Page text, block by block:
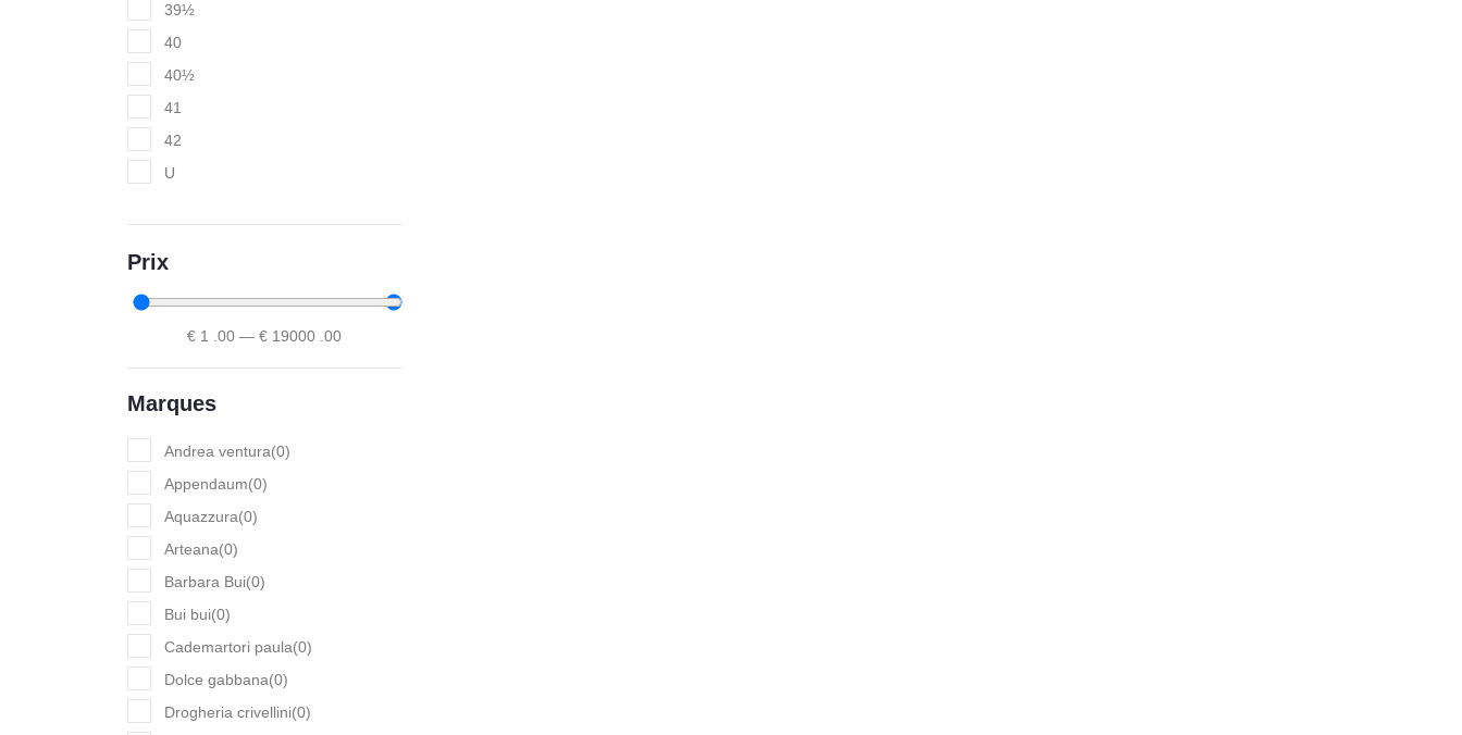
39½
40
40½
41
42
U
Prix
€ 1 .00 —€ 19000 .00
Marques
Andrea ventura(0)
Appendaum(0)
Aquazzura(0)
Arteana(0)
Barbara Bui(0)
Bui bui(0)
Cademartori paula(0)
Dolce gabbana(0)
Drogheria crivellini(0)